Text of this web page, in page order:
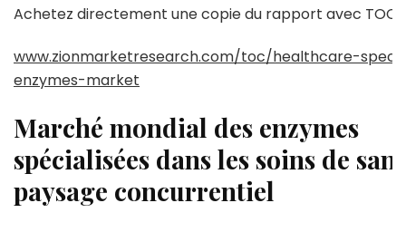
Achetez directement une copie du rapport avec TOC :
www.zionmarketresearch.com/toc/healthcare-
enzymes-market
Marché mondial des enzymes
spécialisées dans les soins de
paysage concurrentiel